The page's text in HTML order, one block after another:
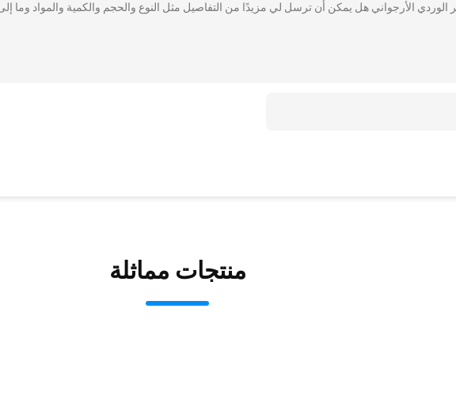
الوردي الأرجواني هل يمكن أن ترسل لي مزيدًا من التفاصيل مثل النوع والحجم والكمية والمواد وما
منتجات مماثلة